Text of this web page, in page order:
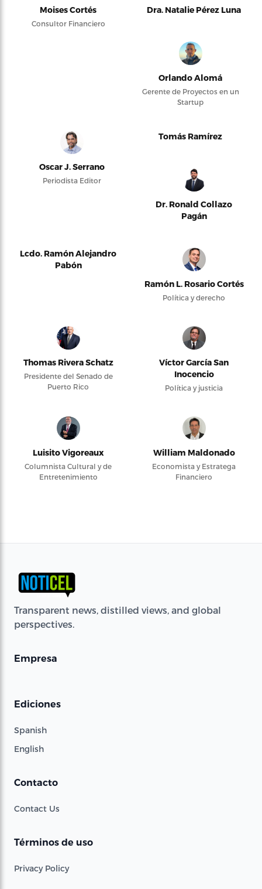
Moises Cortés
Consultor Financiero
Dra. Natalie Pérez Luna
Orlando Alomá
Gerente de Proyectos en un
Startup
Oscar J. Serrano
Periodista Editor
Tomás Ramírez
Dr. Ronald Collazo
Pagán
Lcdo. Ramón Alejandro
Pabón
Ramón L. Rosario Cortés
Política y derecho
Thomas Rivera Schatz
Presidente del Senado de
Puerto Rico
Víctor García San
Inocencio
Política y justicia
Luisito Vigoreaux
Columnista Cultural y de
Entretenimiento
William Maldonado
Economista y Estratega
Financiero
Transparent news, distilled views, and global
perspectives.
Empresa
Ediciones
Spanish
English
Contacto
Contact Us
Términos de uso
Privacy Policy